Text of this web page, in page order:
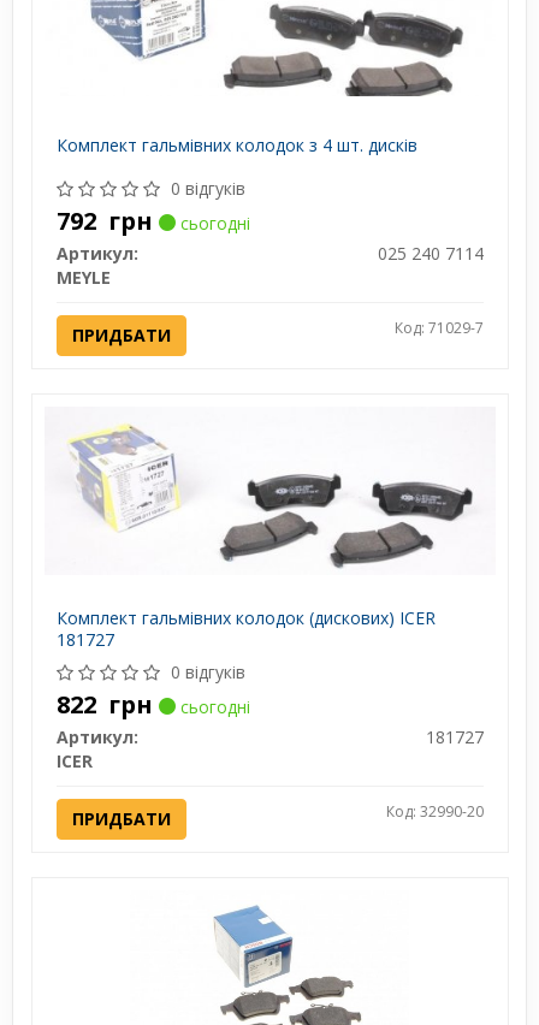
Комплект гальмівних колодок з 4 шт. дисків
0 відгуків
792 грн
сьогодні
Артикул:
025 240 7114
MEYLE
ПРИДБАТИ Код: 71029-7
Комплект гальмівних колодок (дискових) ICER
181727
0 відгуків
822 грн
сьогодні
Артикул:
181727
ICER
ПРИДБАТИ Код: 32990-20